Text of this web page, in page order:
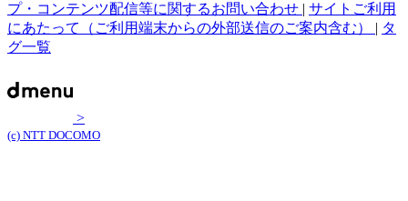
プ・コンテンツ配信等に関するお問い合わせ | サイトご利用
にあたって（ご利用端末からの外部送信のご案内含む） | タ
グ一覧
>
(c) NTT DOCOMO